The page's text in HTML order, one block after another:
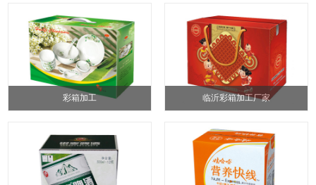
彩箱加工 临沂彩箱加工厂家